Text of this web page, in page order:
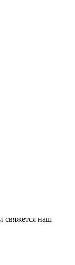
свяжется наш